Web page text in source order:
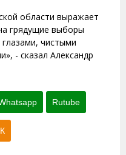
области выражает
грядущие выборы
чистыми
- сказал Александр
Rutube